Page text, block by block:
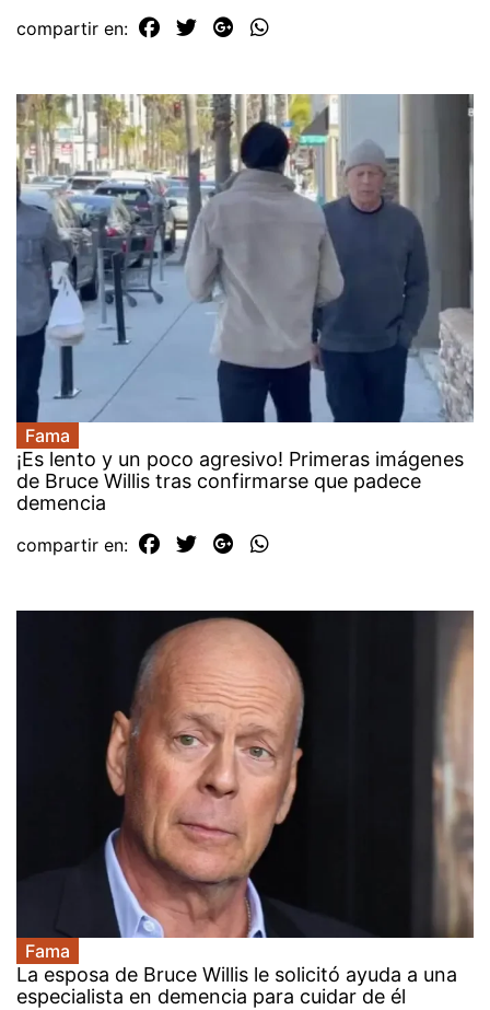
compartir en:
Fama
¡Es lento y un poco agresivo! Primeras imágenes
de Bruce Willis tras confirmarse que padece
demencia
compartir en:
Fama
La esposa de Bruce Willis le solicitó ayuda a una
especialista en demencia para cuidar de él